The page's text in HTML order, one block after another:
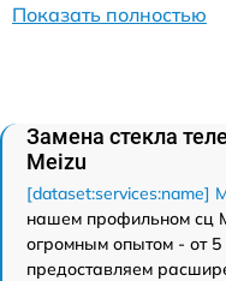
Показать полностью
Замена стекла
Meizu
[dataset:services:name]
нашем профильном сц
огромным опытом - от 5
предоставляем